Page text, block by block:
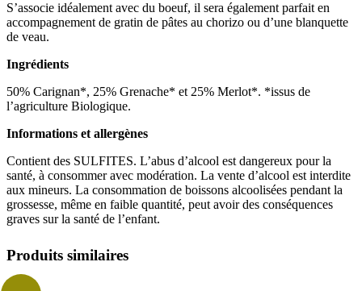
S’associe idéalement avec du boeuf, il sera également parfait en
accompagnement de gratin de pâtes au chorizo ou d’une blanquette
de veau.
Ingrédients
50% Carignan*, 25% Grenache* et 25% Merlot*. *issus de
l’agriculture Biologique.
Informations et allergènes
Contient des SULFITES. L’abus d’alcool est dangereux pour la
santé, à consommer avec modération. La vente d’alcool est interdite
aux mineurs. La consommation de boissons alcoolisées pendant la
grossesse, même en faible quantité, peut avoir des conséquences
graves sur la santé de l’enfant.
Produits similaires